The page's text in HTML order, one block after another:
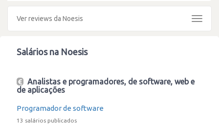
Ver reviews da Noesis
Toggle
Salários na Noesis
Analistas e programadores, de software, web e
de aplicações
Programador de software
13 salários publicados